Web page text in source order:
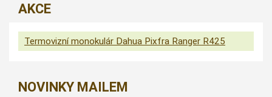
AKCE
Termovizní monokulár Dahua Pixfra Ranger R425
NOVINKY MAILEM